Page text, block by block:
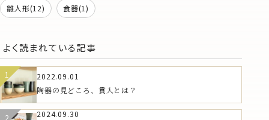
雛人形(12) 食器(1)
よく読まれている記事
2022.09.01
陶器の見どころ、貫入とは？
2024.09.30